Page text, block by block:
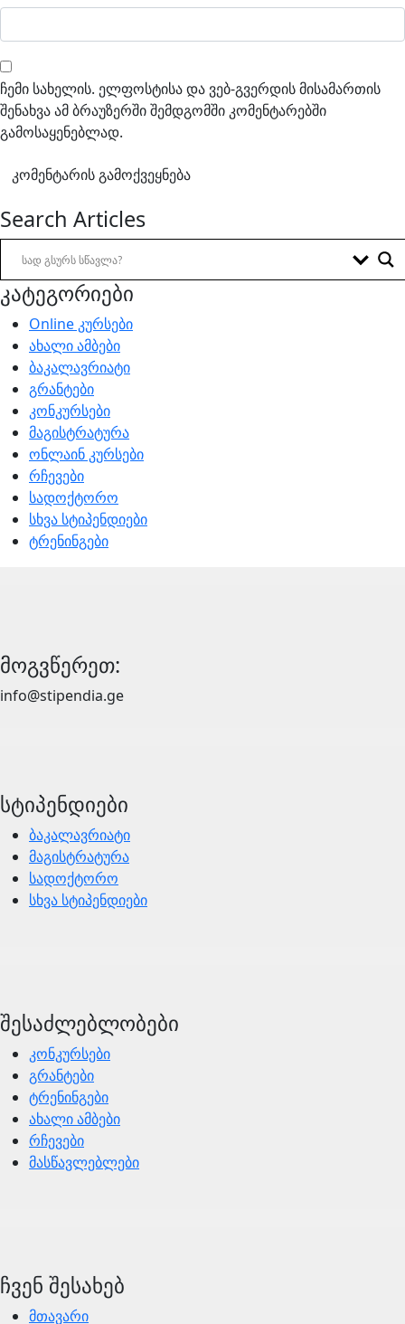
ჩემი სახელის. ელფოსტისა და ვებ-გვერდის მისამართის
შენახვა ამ ბრაუზერში შემდგომში კომენტარებში
გამოსაყენებლად.
Search Articles
კატეგორიები
Online კურსები
ახალი ამბები
ბაკალავრიატი
გრანტები
კონკურსები
მაგისტრატურა
ონლაინ კურსები
რჩევები
სადოქტორო
სხვა სტიპენდიები
ტრენინგები
მოგვწერეთ:
info@stipendia.ge
სტიპენდიები
ბაკალავრიატი
მაგისტრატურა
სადოქტორო
სხვა სტიპენდიები
შესაძლებლობები
კონკურსები
გრანტები
ტრენინგები
ახალი ამბები
რჩევები
მასწავლებლები
ჩვენ შესახებ
მთავარი